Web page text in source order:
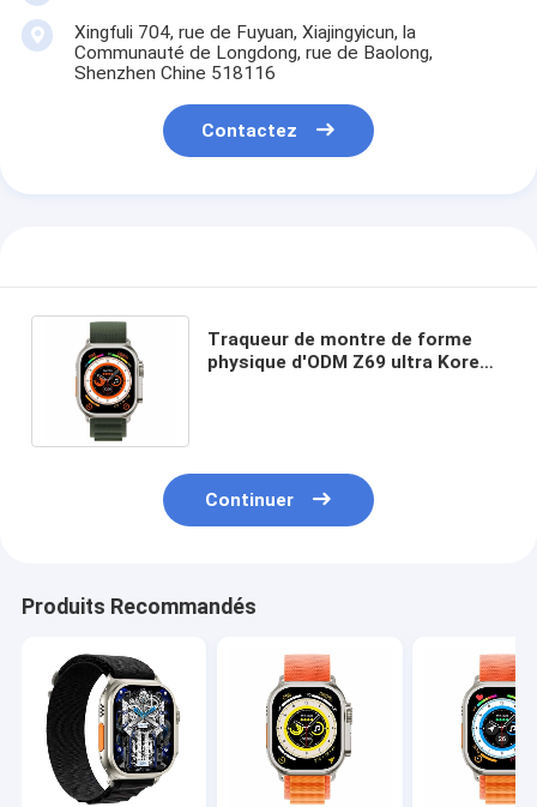
Xingfuli 704, rue de Fuyuan, Xiajingyicun, la
Communauté de Longdong, rue de Baolong,
Shenzhen Chine 518116
Contactez
Traqueur de montre de forme
physique d'ODM Z69 ultra Kore
Continuer
Produits Recommandés